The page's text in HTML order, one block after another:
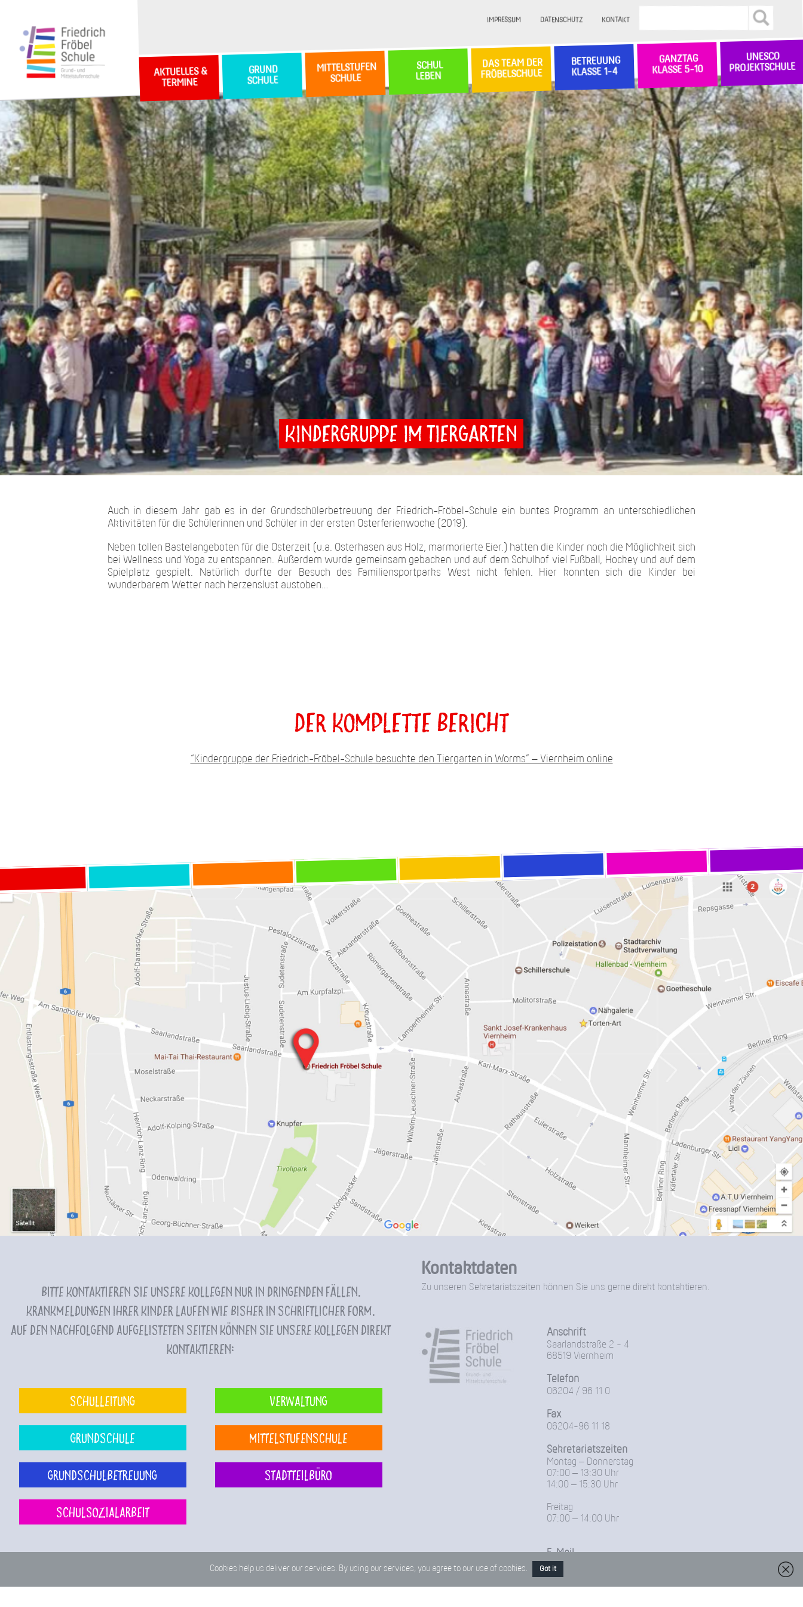
IMPRESSUM DATENSCHUTZ KONTAKT
AKTUELLES &
TERMINE
GRUND
SCHULE
MITTELSTUFEN
SCHULE
SCHUL
LEBEN
DAS TEAM DER
FRÖBELSCHULE
BETREUUNG
KLASSE 1-4
GANZTAG
KLASSE 5-10
UNESCO
PROJEKTSCHULE
Kindergruppe im Tiergarten
Auch in diesem Jahr gab es in der Grundschülerbetreuung der Friedrich-Fröbel-Schule ein buntes Programm an unterschiedlichen
Aktivitäten für die Schülerinnen und Schüler in der ersten Osterferienwoche (2019).
Neben tollen Bastelangeboten für die Osterzeit (u.a. Osterhasen aus Holz, marmorierte Eier.) hatten die Kinder noch die Möglichkeit sich
bei Wellness und Yoga zu entspannen. Außerdem wurde gemeinsam gebacken und auf dem Schulhof viel Fußball, Hockey und auf dem
Spielplatz gespielt. Natürlich durfte der Besuch des Familiensportparks West nicht fehlen. Hier konnten sich die Kinder bei
wunderbarem Wetter nach herzenslust austoben…
Der komplette Bericht
“Kindergruppe der Friedrich-Fröbel-Schule besuchte den Tiergarten in Worms” – Viernheim online
Bitte kontaktieren Sie unsere Kollegen nur in dringenden Fällen.
Krankmeldungen Ihrer Kinder laufen wie bisher in schriftlicher Form.
Auf den nachfolgend aufgelisteten Seiten können Sie unsere Kollegen direkt
kontaktieren:
Schulleitung Verwaltung
Grundschule Mittelstufenschule
Grundschulbetreuung Stadtteilbüro
Schulsozialarbeit
Kontaktdaten
Zu unseren Sekretariatszeiten können Sie uns gerne direkt kontaktieren.
Anschrift
Saarlandstraße 2 - 4
68519 Viernheim
Telefon
06204 / 96 11 0
Fax
06204-96 11 18
Sekretariatszeiten
Montag – Donnerstag
07:00 – 13:30 Uhr
14:00 – 15:30 Uhr
Freitag
07:00 – 14:00 Uhr
E-Mail
Friedrich-Froebel-Schule@Kreis-Bergstrasse.de
Cookies help us deliver our services. By using our services, you agree to our use of cookies. Got it